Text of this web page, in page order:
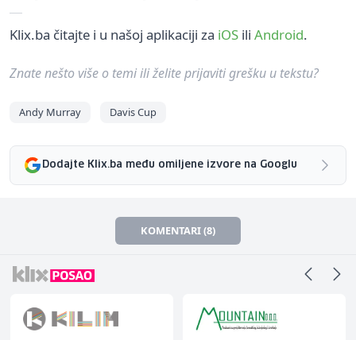
Klix.ba čitajte i u našoj aplikaciji za iOS ili Android.
Znate nešto više o temi ili želite prijaviti grešku u tekstu?
Andy Murray Davis Cup
Dodajte Klix.ba među omiljene izvore na Googlu
KOMENTARI (8)